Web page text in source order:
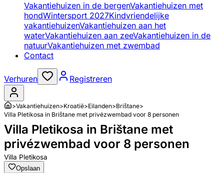
Vakantiehuizen in de bergenVakantiehuizen met
hondWintersport 2027Kindvriendelijke
vakantiehuizenVakantiehuizen aan het
waterVakantiehuizen aan zeeVakantiehuizen in de
natuurVakantiehuizen met zwembad
Contact
Verhuren Registreren
>Vakantiehuizen>Kroatië>Eilanden>Brištane>
Villa Pletikosa in Brištane met privézwembad voor 8 personen
Villa Pletikosa in Brištane met
privézwembad voor 8 personen
Villa Pletikosa
Opslaan